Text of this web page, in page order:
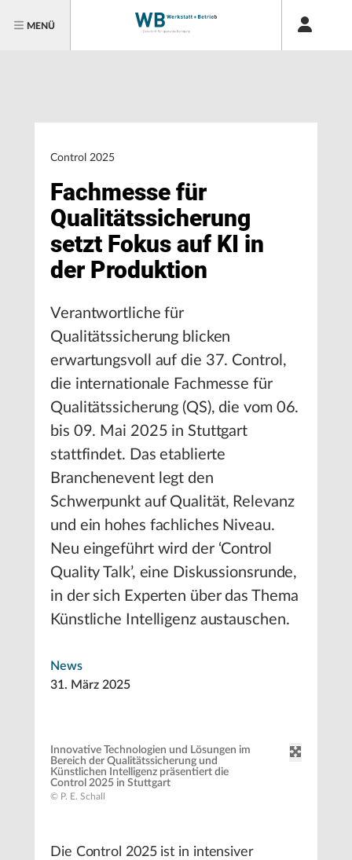
MENÜ
Control 2025
Fachmesse für
Qualitätssicherung
setzt Fokus auf KI in
der Produktion
Verantwortliche für
Qualitätssicherung blicken
erwartungsvoll auf die 37. Control,
die internationale Fachmesse für
Qualitätssicherung (QS), die vom 06.
bis 09. Mai 2025 in Stuttgart
stattfindet. Das etablierte
Branchenevent legt den
Schwerpunkt auf Qualität, Relevanz
und ein hohes fachliches Niveau.
Neu eingeführt wird der ‘Control
Quality Talk’, eine Diskussionsrunde,
in der sich Experten über das Thema
Künstliche Intelligenz austauschen.
News
31. März 2025
Innovative Technologien und Lösungen im
Bereich der Qualitätssicherung und
Künstlichen Intelligenz präsentiert die
Control 2025 in Stuttgart
© P. E. Schall
Die Control 2025 ist in intensiver